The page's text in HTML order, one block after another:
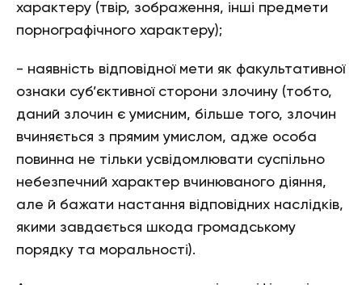
характеру (твір, зображення, інші предмети
порнографічного характеру);
- наявність відповідної мети як факультативної
ознаки суб’єктивної сторони злочину (тобто,
даний злочин є умисним, більше того, злочин
вчиняється з прямим умислом, адже особа
повинна не тільки усвідомлювати суспільно
небезпечний характер вчинюваного діяння,
але й бажати настання відповідних наслідків,
якими завдається шкода громадському
порядку та моральності).